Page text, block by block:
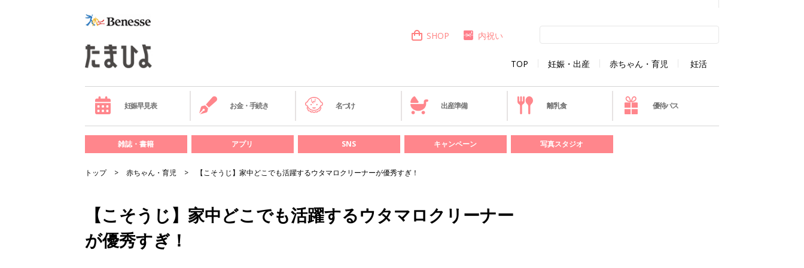
TOP 妊娠・出産 赤ちゃん・育児 妊活
SHOP 内祝い
妊娠早見表 お金・手続き 名づけ 出産準備 離乳食 優待パス
雑誌・書籍 アプリ SNS キャンペーン 写真スタジオ
トップ 赤ちゃん・育児 【こそうじ】家中どこでも活躍するウタマロクリーナーが優秀すぎ！
【こそうじ】家中どこでも活躍するウタマロクリーナー
が優秀すぎ！